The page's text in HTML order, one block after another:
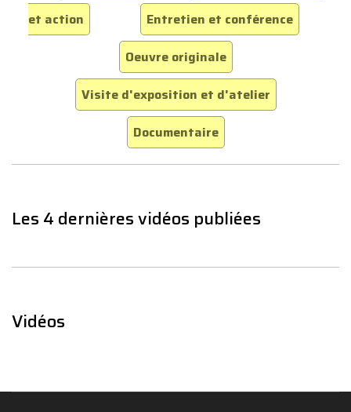
et action
Entretien et conférence
Oeuvre originale
Visite d'exposition et d'atelier
Documentaire
Les 4 dernières vidéos publiées
Vidéos